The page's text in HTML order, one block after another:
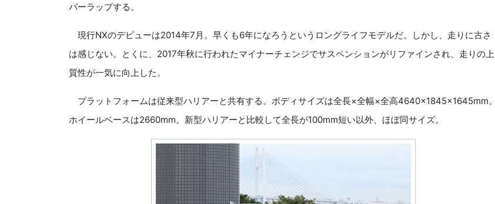
バーラップする。
現行NXのデビューは2014年7月。早くも6年になろうというロングライフモデルだ。しかし、走りに古さ
は感じない。とくに、2017年秋に行われたマイナーチェンジでサスペンションがリファインされ、走りの上
質性が一気に向上した。
プラットフォームは従来型ハリアーと共有する。ボディサイズは全長×全幅×全高4640×1845×1645mm。
ホイールベースは2660mm。新型ハリアーと比較して全長が100mm短い以外、ほぼ同サイズ。